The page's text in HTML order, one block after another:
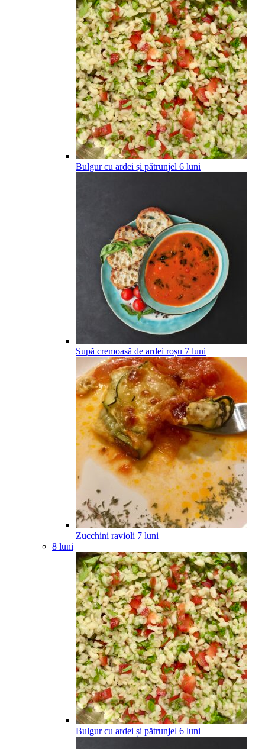
Bulgur cu ardei și pătrunjel 6 luni
Supă cremoasă de ardei roșu 7 luni
Zucchini ravioli 7 luni
8 luni
Bulgur cu ardei și pătrunjel 6 luni